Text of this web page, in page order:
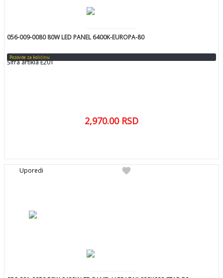
056-009-0080 80W LED PANEL 6400K-EUROPA-80
Šifra artikla E201
Pozovite za količinu
2,970.00 RSD
favorite
Uporedi